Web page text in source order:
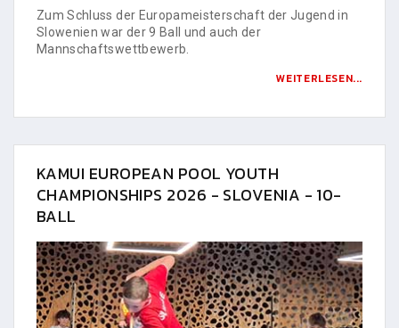
Zum Schluss der Europameisterschaft der Jugend in
Slowenien war der 9 Ball und auch der
Mannschaftswettbewerb.
WEITERLESEN...
KAMUI EUROPEAN POOL YOUTH
CHAMPIONSHIPS 2026 - SLOVENIA - 10-
BALL